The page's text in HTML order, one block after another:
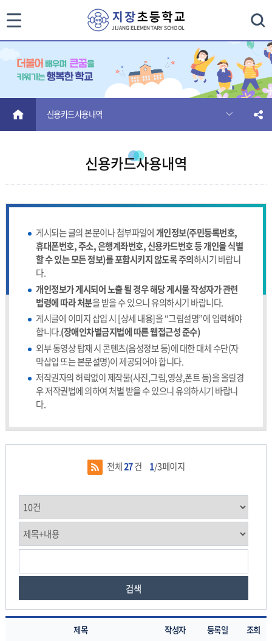
검색
통
합
검
닫
기
HOME 신용카드사용내역
신용카드사용내역
게시되는 글의 본문이나 첨부파일에개인정보(주민등록번호,
휴대폰번호, 주소, 은행계좌번호, 신용카드번호 등 개인을 식별
할 수 있는 모든 정보)를 포함시키지 않도록 주의하시기 바랍니
다.
개인정보가 게시되어 노출 될 경우 해당 게시물 작성자가 관련
법령에 따라 처분을 받을 수 있으니 유의하시기 바랍니다.
게시글에 이미지 삽입 시 [상세 내용]을 “그림설명”에 입력해야
합니다.(장애인차별금지법에 따른 웹접근성 준수)
외부 동영상 탑재 시 콘텐츠(음성정보 등)에 대한 대체 수단(자
막삽입 또는 본문설명)이 제공되어야 합니다.
저작권자의 허락없이 제작물(사진,그림,영상,폰트 등)을 올릴경
우 저작권법에 의하여 처벌 받을 수 있으니 유의하시기 바랍니
다.
전체27건 1/3페이지
검색
제목 작성자 등록일
조회